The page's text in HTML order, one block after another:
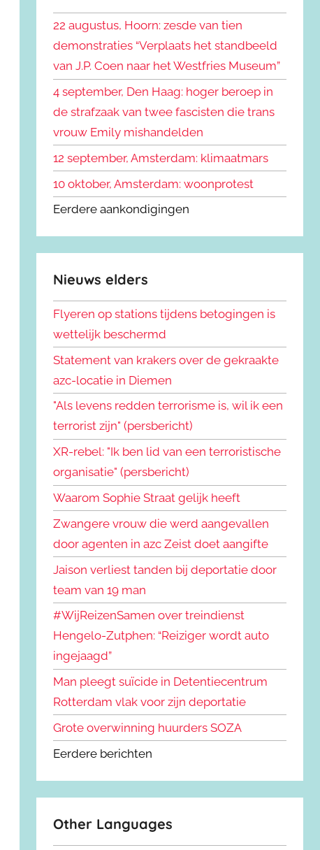
n
a
a
r
:
n
22 augustus, Hoorn: zesde van tien
demonstraties “Verplaats het standbeeld
van J.P. Coen naar het Westfries Museum”
4 september, Den Haag: hoger beroep in
de strafzaak van twee fascisten die trans
vrouw Emily mishandelden
12 september, Amsterdam: klimaatmars
10 oktober, Amsterdam: woonprotest
Eerdere aankondigingen
Nieuws elders
Flyeren op stations tijdens betogingen is
wettelijk beschermd
Statement van krakers over de gekraakte
azc-locatie in Diemen
"Als levens redden terrorisme is, wil ik een
terrorist zijn" (persbericht)
XR-rebel: "Ik ben lid van een terroristische
organisatie" (persbericht)
Waarom Sophie Straat gelijk heeft
Zwangere vrouw die werd aangevallen
door agenten in azc Zeist doet aangifte
Jaison verliest tanden bij deportatie door
team van 19 man
#WijReizenSamen over treindienst
Hengelo-Zutphen: “Reiziger wordt auto
ingejaagd”
Man pleegt suïcide in Detentiecentrum
Rotterdam vlak voor zijn deportatie
Grote overwinning huurders SOZA
Eerdere berichten
Other Languages